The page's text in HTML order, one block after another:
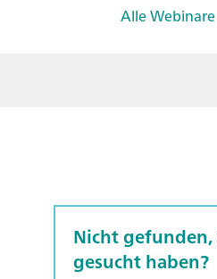
Alle
Nicht
gesucht haben?